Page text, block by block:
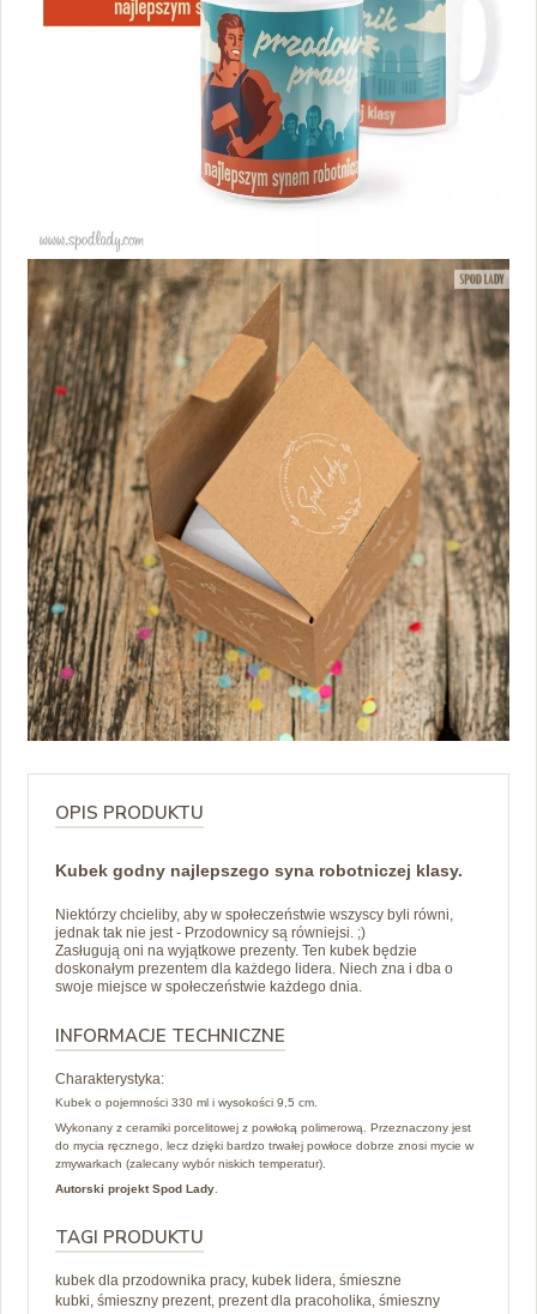
OPIS PRODUKTU
Kubek godny najlepszego syna robotniczej klasy.
Niektórzy chcieliby, aby w społeczeństwie wszyscy byli równi,
jednak tak nie jest - Przodownicy są równiejsi. ;)
Zasługują oni na wyjątkowe prezenty. Ten kubek będzie
doskonałym prezentem dla każdego lidera. Niech zna i dba o
swoje miejsce w społeczeństwie każdego dnia.
INFORMACJE TECHNICZNE
Charakterystyka:
Kubek o pojemności 330 ml i wysokości 9,5 cm.
Wykonany z ceramiki porcelitowej z powłoką polimerową. Przeznaczony jest
do mycia ręcznego, lecz dzięki bardzo trwałej powłoce dobrze znosi mycie w
zmywarkach (zalecany wybór niskich temperatur).
Autorski projekt Spod Lady
TAGI PRODUKTU
kubek dla przodownika pracy, kubek lidera, śmieszne
kubki, śmieszny prezent, prezent dla pracoholika, śmieszny